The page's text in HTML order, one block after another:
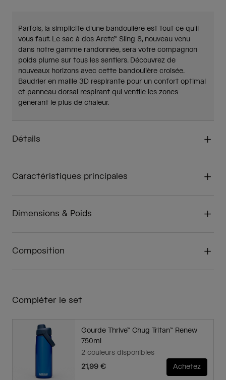
Parfois, la simplicité d'une bandoulière est tout ce qu'il
vous faut. Le sac à dos Arete™ Sling 8, nouveau venu
dans notre gamme randonnée, sera votre compagnon
poids plume sur tous les sentiers. Découvrez de
nouveaux horizons avec cette bandoulière croisée.
Baudrier en maille 3D respirante pour un confort optimal
et panneau dorsal respirant qui ventile les zones
générant le plus de chaleur.
Détails
Caractéristiques principales
Dimensions & Poids
Composition
Compléter le set
Gourde Thrive™ Chug Tritan™ Renew
750ml
2 couleurs disponibles
21,99 €
Achetez